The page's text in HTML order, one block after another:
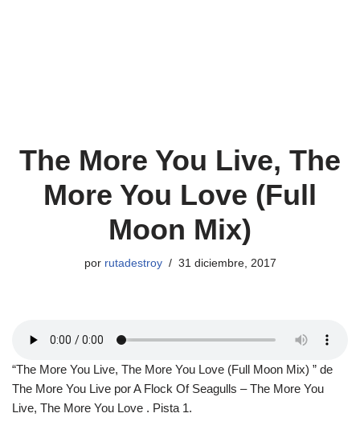
The More You Live, The
More You Love (Full
Moon Mix)
por rutadestroy 31 diciembre, 2017
“The More You Live, The More You Love (Full Moon Mix) ” de
The More You Live por A Flock Of Seagulls – The More You
Live, The More You Love . Pista 1.